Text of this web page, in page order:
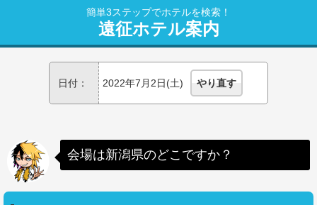
簡単3ステップでホテルを検索！
遠征ホテル案内
日付： 2022年7月2日(土) やり直す
会場は新潟県のどこですか？